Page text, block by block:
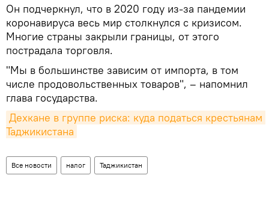
Он подчеркнул, что в 2020 году из-за пандемии
коронавируса весь мир столкнулся с кризисом.
Многие страны закрыли границы, от этого
пострадала торговля.
"Мы в большинстве зависим от импорта, в том
числе продовольственных товаров", – напомнил
глава государства.
Дехкане в группе риска: куда податься крестьянам
Таджикистана
Все новости налог Таджикистан